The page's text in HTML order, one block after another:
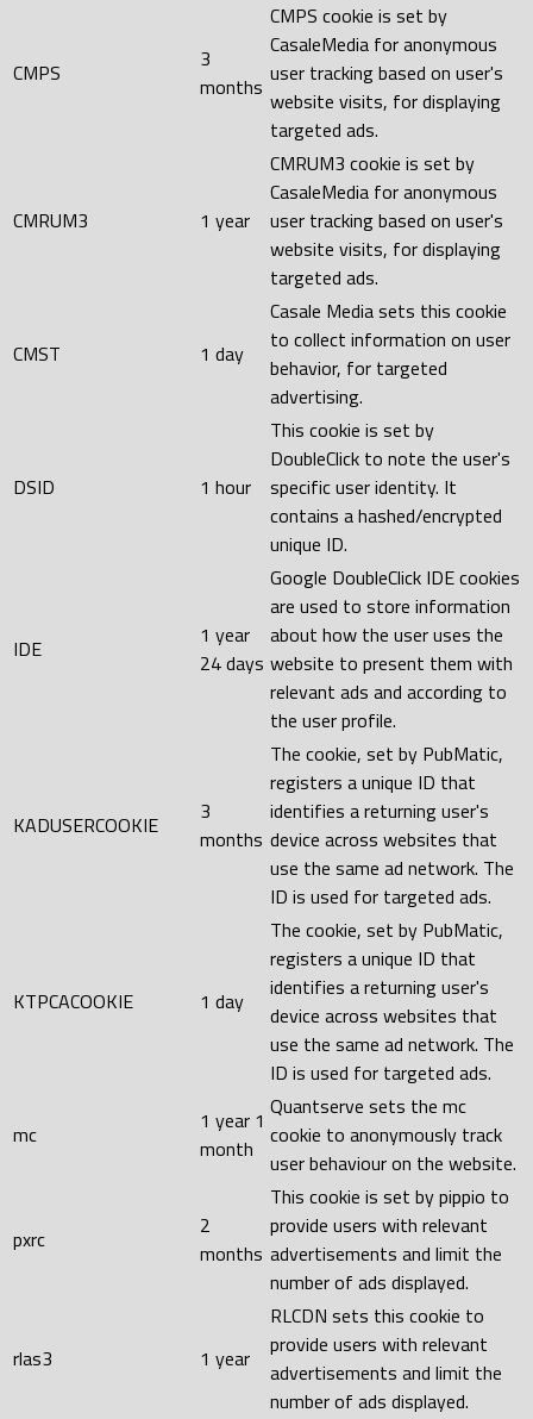
CMPS
3
months
CMPS cookie is set by
CasaleMedia for anonymous
user tracking based on user's
website visits, for displaying
targeted ads.
CMRUM3 1 year
CMRUM3 cookie is set by
CasaleMedia for anonymous
user tracking based on user's
website visits, for displaying
targeted ads.
CMST 1 day
Casale Media sets this cookie
to collect information on user
behavior, for targeted
advertising.
DSID 1 hour
This cookie is set by
DoubleClick to note the user's
specific user identity. It
contains a hashed/encrypted
unique ID.
IDE
1 year
24 days
Google DoubleClick IDE cookies
are used to store information
about how the user uses the
website to present them with
relevant ads and according to
the user profile.
KADUSERCOOKIE
3
months
The cookie, set by PubMatic,
registers a unique ID that
identifies a returning user's
device across websites that
use the same ad network. The
ID is used for targeted ads.
KTPCACOOKIE 1 day
The cookie, set by PubMatic,
registers a unique ID that
identifies a returning user's
device across websites that
use the same ad network. The
ID is used for targeted ads.
mc
1 year 1
month
Quantserve sets the mc
cookie to anonymously track
user behaviour on the website.
pxrc
2
months
This cookie is set by pippio to
provide users with relevant
advertisements and limit the
number of ads displayed.
rlas3 1 year
RLCDN sets this cookie to
provide users with relevant
advertisements and limit the
number of ads displayed.